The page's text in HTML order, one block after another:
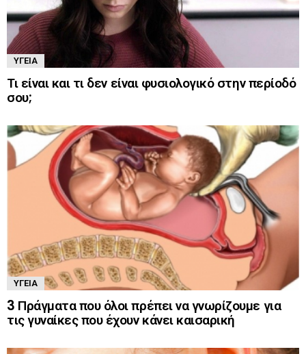
ΥΓΕΊΑ
Τι είναι και τι δεν είναι φυσιολογικό στην περίοδό
σου;
ΥΓΕΊΑ
3 Πράγματα που όλοι πρέπει να γνωρίζουμε για
τις γυναίκες που έχουν κάνει καισαρική